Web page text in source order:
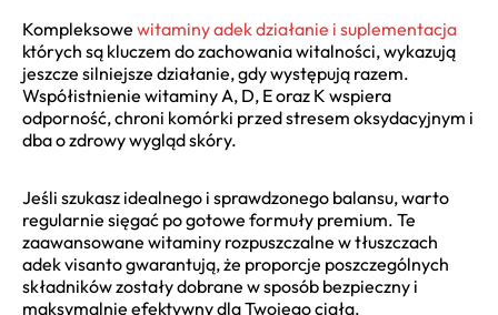
Kompleksowe witaminy adek działanie i suplementacja
których są kluczem do zachowania witalności, wykazują
jeszcze silniejsze działanie, gdy występują razem.
Współistnienie witaminy A, D, E oraz K wspiera
odporność, chroni komórki przed stresem oksydacyjnym i
dba o zdrowy wygląd skóry.
Jeśli szukasz idealnego i sprawdzonego balansu, warto
regularnie sięgać po gotowe formuły premium. Te
zaawansowane witaminy rozpuszczalne w tłuszczach
adek visanto gwarantują, że proporcje poszczególnych
składników zostały dobrane w sposób bezpieczny i
maksymalnie efektywny dla Twojego ciała.